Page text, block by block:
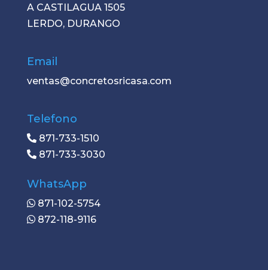
A CASTILAGUA 1505
LERDO, DURANGO
Email
ventas@concretosricasa.com
Telefono
871-733-1510
871-733-3030
WhatsApp
871-102-5754
872-118-9116